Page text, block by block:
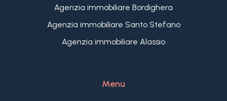
Agenzia immobiliare Bordighera
Agenzia immobiliare Santo Stefano
Agenzia immobiliare Alassio
Menu